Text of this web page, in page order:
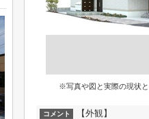
※写真や図と実際の現状
コメント 【外観】